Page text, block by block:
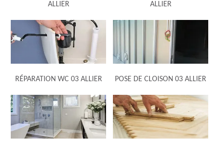
ALLIER
ALLIER
RÉPARATION WC 03 ALLIER POSE DE CLOISON 03 ALLIER